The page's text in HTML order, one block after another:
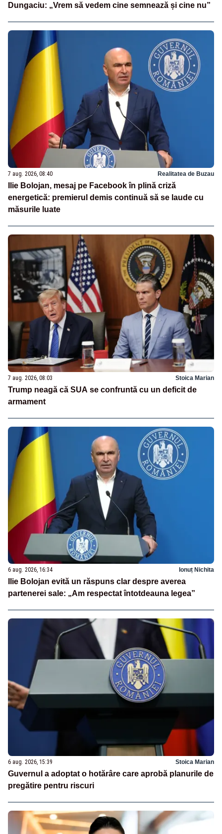
Dungaciu: „Vrem să vedem cine semnează și cine nu”
7 aug. 2026, 08:40 Realitatea de Buzau
Ilie Bolojan, mesaj pe Facebook în plină criză
energetică: premierul demis continuă să se laude cu
măsurile luate
7 aug. 2026, 08:03 Stoica Marian
Trump neagă că SUA se confruntă cu un deficit de
armament
6 aug. 2026, 16:34 Ionuț Nichita
Ilie Bolojan evită un răspuns clar despre averea
partenerei sale: „Am respectat întotdeauna legea”
6 aug. 2026, 15:39 Stoica Marian
Guvernul a adoptat o hotărâre care aprobă planurile de
pregătire pentru riscuri